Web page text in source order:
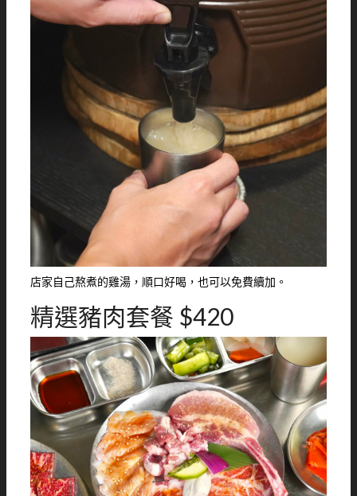
店家自己熬煮的雞湯，順口好喝，也可以免費續加。
精選豬肉套餐 $420